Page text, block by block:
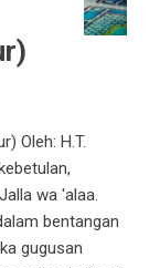
Oleh: H.T.
wa 'alaa.
bentangan
gugusan